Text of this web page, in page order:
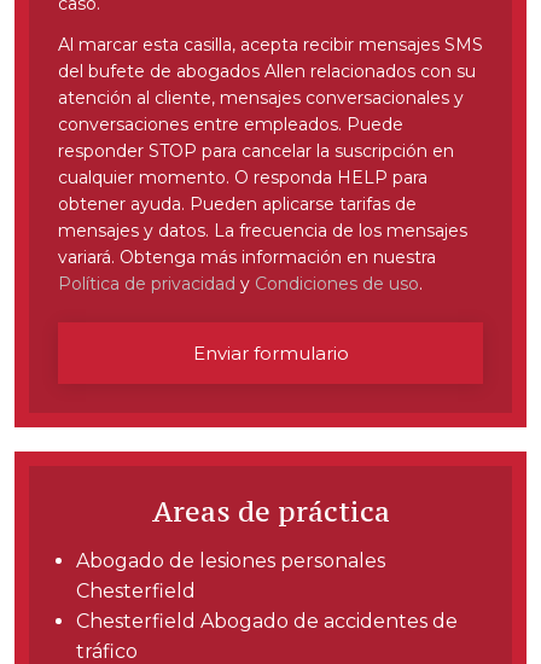
Videos
Ubicaciones
Richmond, VA
Charlottesville, VA
Chesterfield, VA
Stafford, VA
Petersburg, VA
Mechanicsville, VA
Contáctenos
Carreras
English
Al marcar esta casilla, acepta recibir mensajes SMS
del bufete de abogados Allen relacionados con su
atención al cliente, mensajes conversacionales y
conversaciones entre empleados. Puede
responder STOP para cancelar la suscripción en
cualquier momento. O responda HELP para
obtener ayuda. Pueden aplicarse tarifas de
mensajes y datos. La frecuencia de los mensajes
variará. Obtenga más información en nuestra
Política de privacidad y Condiciones de uso.
Enviar formulario
Areas de práctica
Abogado de lesiones personales
Chesterfield
Chesterfield Abogado de accidentes de
tráfico